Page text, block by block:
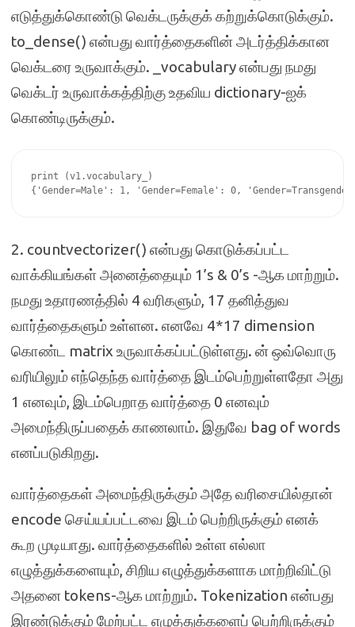
எடுத்துக்கொண்டு வெக்டருக்குக் கற்றுக்கொடுக்கும்.
to_dense() என்பது வார்த்தைகளின் அடர்த்திக்கான
வெக்டரை உருவாக்கும். _vocabulary என்பது நமது
வெக்டர் உருவாக்கத்திற்கு உதவிய dictionary-ஐக்
கொண்டிருக்கும்.
print (v1.vocabulary_)
2. countvectorizer() என்பது கொடுக்கப்பட்ட
வாக்கியங்கள் அனைத்தையும் 1’s & 0’s -ஆக மாற்றும்.
நமது உதாரணத்தில் 4 வரிகளும், 17 தனித்துவ
வார்த்தைகளும் உள்ளன. எனவே 4*17 dimension
கொண்ட matrix உருவாக்கப்பட்டுள்ளது. ன் ஒவ்வொரு
வரியிலும் எந்தெந்த வார்த்தை இடம்பெற்றுள்ளதோ அது
1 எனவும், இடம்பெறாத வார்த்தை 0 எனவும்
அமைந்திருப்பதைக் காணலாம். இதுவே bag of words
எனப்படுகிறது.
வார்த்தைகள் அமைந்திருக்கும் அதே வரிசையில்தான்
encode செய்யப்பட்டவை இடம் பெற்றிருக்கும் எனக்
கூற முடியாது. வார்த்தைகளில் உள்ள எல்லா
எழுத்துக்களையும், சிறிய எழுத்துக்களாக மாற்றிவிட்டு
அதனை tokens-ஆக மாற்றும். Tokenization என்பது
இரண்டுக்கும் மேற்பட்ட எழுத்துக்களைப் பெற்றிருக்கும்